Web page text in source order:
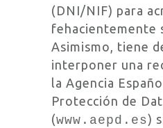
(DNI/NIF) para
fehacientemente
Asimismo, tiene
interponer una
la Agencia
Protección de
(www.aepd.es)